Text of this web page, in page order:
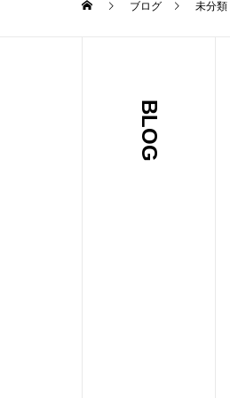
ブログ 未分類
BLOG